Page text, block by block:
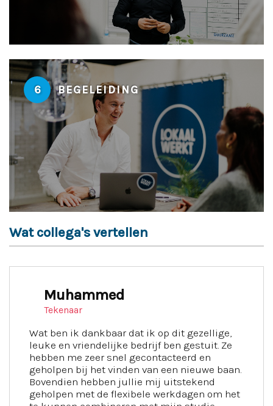
6 BEGELEIDING
Wat collega's vertellen
Muhammed
Tekenaar
Wat ben ik dankbaar dat ik op dit gezellige,
leuke en vriendelijke bedrijf ben gestuit. Ze
hebben me zeer snel gecontacteerd en
geholpen bij het vinden van een nieuwe baan.
Bovendien hebben jullie mij uitstekend
geholpen met de flexibele werkdagen om het